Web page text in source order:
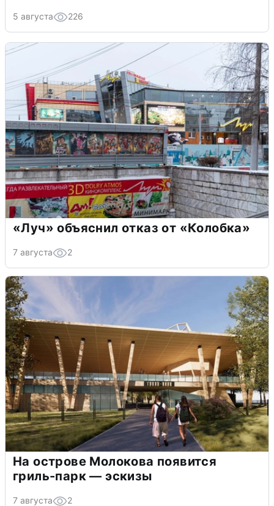
5 августа 226
«Луч» объяснил отказ от «Колобка»
7 августа 2
На острове Молокова появится
гриль-парк — эскизы
7 августа 2